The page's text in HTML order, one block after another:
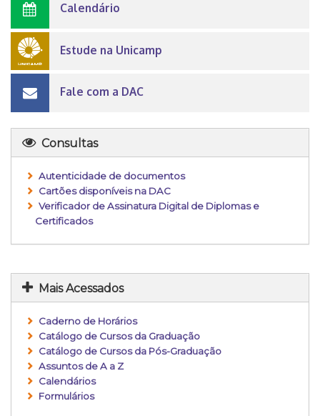
Calendário
Estude na Unicamp
Fale com a DAC
Consultas
Autenticidade de documentos
Cartões disponíveis na DAC
Verificador de Assinatura Digital de Diplomas e
Certificados
Mais Acessados
Caderno de Horários
Catálogo de Cursos da Graduação
Catálogo de Cursos da Pós-Graduação
Assuntos de A a Z
Calendários
Formulários